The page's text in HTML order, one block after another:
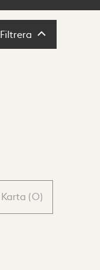
Filtrera Filtrera
Karta (0)